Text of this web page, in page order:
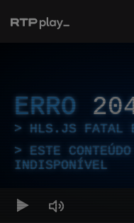
ERRO
HLS.JS FATAL
ESTE
INDISPONÍVEL